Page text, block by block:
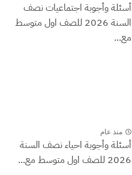
أسئلة وأجوبة اجتماعيات نصف
السنة 2026 للصف اول متوسط
مع...
منذ عام
أسئلة وأجوبة احياء نصف السنة
2026 للصف اول متوسط مع...